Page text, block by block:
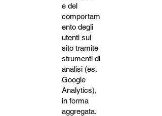
e del
comportam
ento degli
utenti sul
sito tramite
strumenti di
analisi (es.
Google
Analytics),
in forma
aggregata.